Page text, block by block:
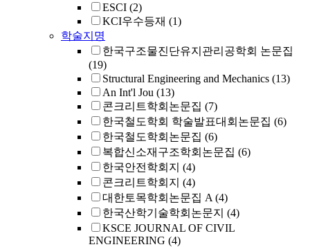
ESCI (2)
KCI우수등재 (1)
학술지명
한국구조물진단유지관리공학회 논문집
(19)
Structural Engineering and Mechanics (13)
An Int'l Jou (13)
콘크리트학회논문집 (7)
한국철도학회 학술발표대회논문집 (6)
한국철도학회논문집 (6)
복합신소재구조학회논문집 (6)
한국안전학회지 (4)
콘크리트학회지 (4)
대한토목학회논문집 A (4)
한국산학기술학회논문지 (4)
KSCE JOURNAL OF CIVIL
ENGINEERING (4)